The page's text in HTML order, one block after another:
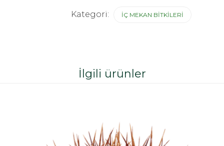
Kategori: İÇ MEKAN BITKILERI
İlgili ürünler